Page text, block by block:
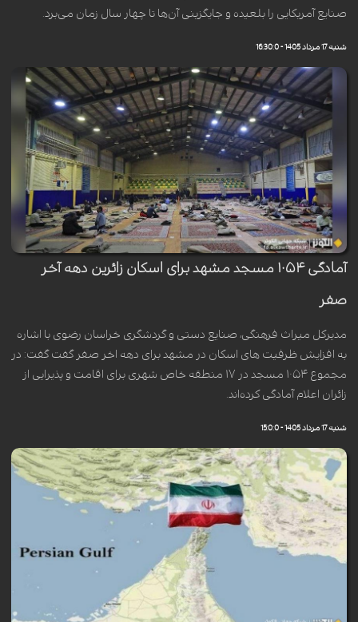
صنایع آمریکایی را بلعیده و جایگزینی آن‌ها تا چهار سال زمان می‌برد.
شنبه 17 مرداد 1405 - 16:30:0
آمادگی ۱۰۵۴ مسجد مشهد برای اسکان زائرین دهه آخر
صفر
مدیرکل میراث فرهنگی، صنایع دستی و گردشگری خراسان رضوی با اشاره
به افزایش ظرفیت های اسکان در مشهد برای دهه اخر صفر گفت گفت: در
مجموع ۱۰۵۴ مسجد در ۱۷ منطقه خاص شهری برای اقامت و پذیرایی از
زائران اعلام آمادگی کرده‌اند.
شنبه 17 مرداد 1405 - 15:0:0